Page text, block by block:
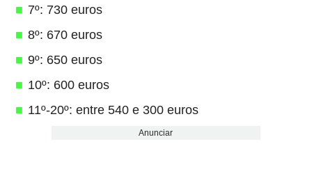
7º: 730 euros
8º: 670 euros
9º: 650 euros
10º: 600 euros
11º-20º: entre 540 e 300 euros
Anunciar